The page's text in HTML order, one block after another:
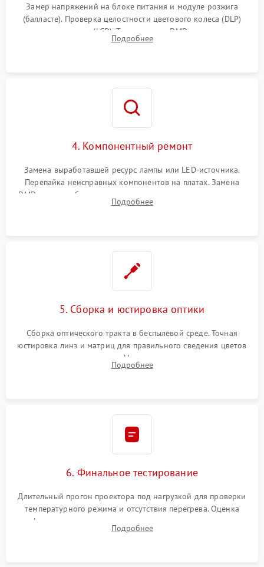
Замер напряжений на блоке питания и модуле розжига
(балласте). Проверка целостности цветового колеса (DLP)
или поляризаторов (LCD). Тестирование DMD-чипа, датчиков
температуры и оптопар с помощью мультиметра и
Подробнее
4. Компонентный ремонт
Замена выработавшей ресурс лампы или LED-источника.
Перепайка неисправных компонентов на платах. Замена
DMD-чипа при битых пикселях, установка нового цветового
колеса или восстановление сгоревших поляризационных
Подробнее
5. Сборка и юстировка оптики
Сборка оптического тракта в беспылевой среде. Точная
юстировка линз и матриц для правильного сведения цветов
и устранения размытия. Надежное подключение всех
шлейфов, установка датчиков и закрытие корпуса
Подробнее
6. Финальное тестирование
Длительный прогон проектора под нагрузкой для проверки
температурного режима и отсутствия перегрева. Оценка
фокуса, контрастности и цветопередачи на тестовых
таблицах. Проверка работы всех видеовходов и кнопок
Подробнее